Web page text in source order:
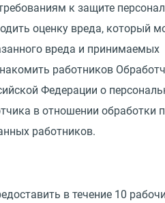
к защите
оценку вреда, который
вреда и принимаемых
работников
Федерации о
в отношении обработки
работников.
в течение 10